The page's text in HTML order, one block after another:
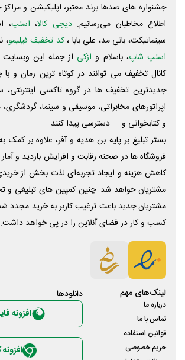
جشنواره های صدها برند معتبر، اپلیکیشن و مراکز
اطلاع مخاطبان می‌رسانیم. دیجی کالا، اسنپ،
سینماتیکت، بانی مد، علی‌ بابا ،کد تخفیف فیلیمو،
اسنپ شاپ، باسلام و ازکی از جمله این
کانال تخفیف می توانند در کوتاه ترین زمان و
جدیدترین تخفیف ها در گروه تاکسی اینترنتی،
اپراتورهای مخابراتی، موسیقی و سینما،
و کتابخوانی و ... دسترسی پیدا کنند.
بستر تبلیغ بر پایه بن هدیه و آفر، علاوه بر کمک
فروشگاه ها در صحنه رقابت و افزایش بازدید و
کاهش هزینه و ایجاد تجربه‌ای لذت بخش از
مشتریان خواهد شد. چنین کمپین های تبلیغی
مشتریان جدید باعث ترغیب کاربر به خرید مجدد
کسب و کار در فضای آنلاین را در پی خواهد داشت.
لینک‌های مهم
درباره ما
تماس با ما
قوانین استفاده
حریم خصوصی
دانلود‌ها
افزونه